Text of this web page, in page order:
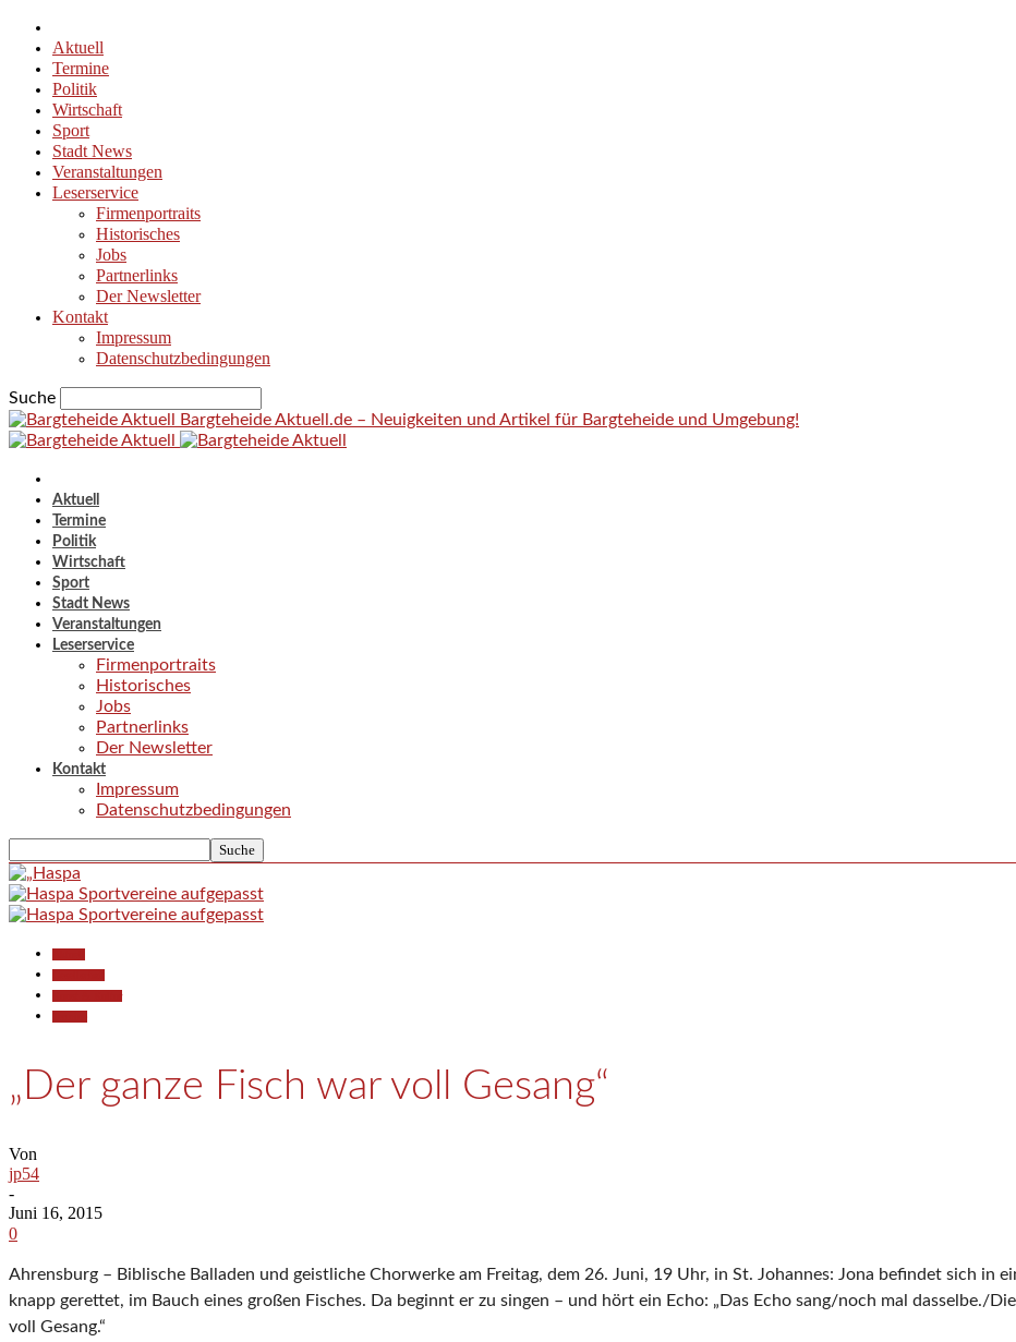
Aktuell
Termine
Politik
Wirtschaft
Sport
Stadt News
Veranstaltungen
Leserservice
Firmenportraits
Historisches
Jobs
Partnerlinks
Der Newsletter
Kontakt
Impressum
Datenschutzbedingungen
Suche
Bargteheide Aktuell.de – Neuigkeiten und Artikel für Bargteheide und Umgebung!
Aktuell
Termine
Politik
Wirtschaft
Sport
Stadt News
Veranstaltungen
Leserservice
Firmenportraits
Historisches
Jobs
Partnerlinks
Der Newsletter
Kontakt
Impressum
Datenschutzbedingungen
„Der ganze Fisch war voll Gesang“
Von
jp54
-
Juni 16, 2015
0
Ahrensburg – Biblische Balladen und geistliche Chorwerke am Freitag, dem 26. Juni, 19 Uhr, in St. Johannes: Jona befindet sich in
knapp gerettet, im Bauch eines großen Fisches. Da beginnt er zu singen – und hört ein Echo: „Das Echo sang/noch mal dasselbe./
voll Gesang.“